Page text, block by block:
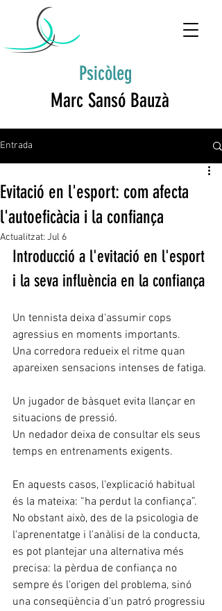
Psicòleg
Marc Sansó Bauzà
Entrada
Evitació en l'esport: com afecta
l'autoeficàcia i la confiança
Actualitzat: Jul 6
Introducció a l'evitació en l'esport
i la seva influència en la confiança
Un tennista deixa d'assumir cops
agressius en moments importants.
Una corredora redueix el ritme quan
apareixen sensacions intenses de fatiga.
Un jugador de bàsquet evita llançar en
situacions de pressió.
Un nedador deixa de consultar els seus
temps en entrenaments exigents.
En aquests casos, l'explicació habitual
és la mateixa: “ha perdut la confiança”.
No obstant això, des de la psicologia de
l'aprenentatge i l'anàlisi de la conducta,
es pot plantejar una alternativa més
precisa: la pèrdua de confiança no
sempre és l'origen del problema, sinó
una conseqüència d'un patró progressiu